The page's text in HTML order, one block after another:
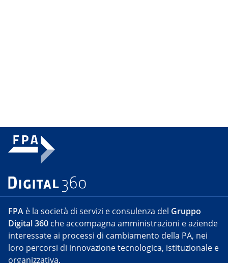
FPA è la società di servizi e consulenza del Gruppo
Digital 360 che accompagna amministrazioni e aziende
interessate ai processi di cambiamento della PA, nei
loro percorsi di innovazione tecnologica, istituzionale e
organizzativa.